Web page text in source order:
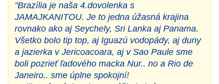
"Brazília je naša 4.dovolenka s
JAMAJKANITOU. Je to jedna úžasná krajina
rovnako ako aj Seychely, Sri Lanka aj Panama.
Všetko bolo tip top, aj Iguazú vodopády, aj duny
a jazierka v Jericoacoara, aj v Sao Paule sme
boli pozrieť ľadového macka Nur.. no a Rio de
Janeiro.. sme úplne spokojní!